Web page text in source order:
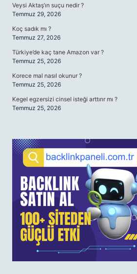
Veysi Aktaş’ın suçu nedir ?
Temmuz 29, 2026
Koç sadık mı ?
Temmuz 27, 2026
Türkiye’de kaç tane Amazon var ?
Temmuz 25, 2026
Korece mal nasıl okunur ?
Temmuz 25, 2026
Kegel egzersizi cinsel isteği arttırır mı ?
Temmuz 25, 2026